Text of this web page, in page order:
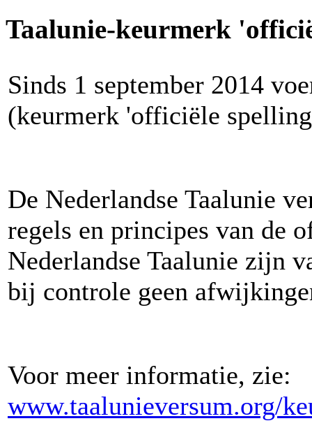
Taalunie-keurmerk
Sinds 1 september 2014
(keurmerk 'officiële
De Nederlandse Taalunie
regels en principes van de
Nederlandse Taalunie zijn
bij controle geen
Voor meer informatie, zie:
www.taalunieversum.org/